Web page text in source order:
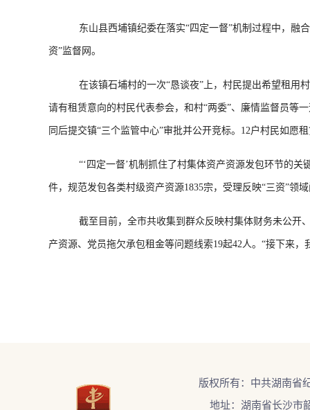
东山县西埔镇纪委在落实“四定一督”机制过程中，融合
资”监督网。
在该镇石埔村的一次“恳谈夜”上，村民提出希望租用村
请有租赁意向的村民代表参会，和村“两委”、廉情监督员等
同后提交镇“三个监管中心”审批并公开竞标。12户村民如愿
“‘四定一督’机制抓住了村集体资产资源发包环节的关
件，规范发包各类村级资产资源1835宗，受理反映“三资”领
截至目前，全市共收集到群众反映村集体财务未公开、
产资源、党员拖欠承包租金等问题线索19起42人。“接下来
版权所有：中共湖南省
地址：湖南省长沙市